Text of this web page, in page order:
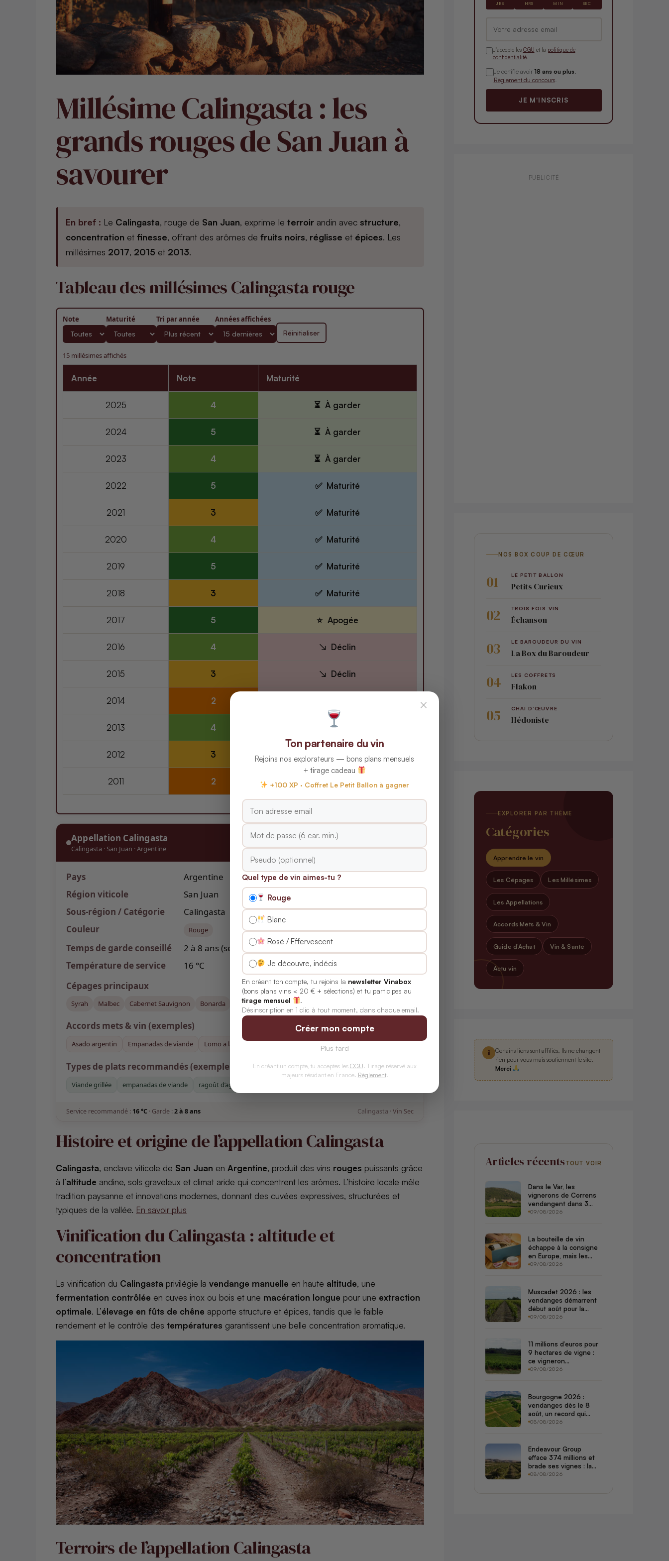
Millésime Calingasta : les
grands rouges de San Juan à
savourer
En bref : Le Calingasta, rouge de San Juan, exprime le terroir andin avec structure,
concentration et finesse, offrant des arômes de fruits noirs, réglisse et épices. Les
millésimes 2017, 2015 et 2013.
Tableau des millésimes Calingasta rouge
Note Maturité Tri par année Années affichées
Réinitialiser
15 millésimes affichés
Année Note Maturité
2025 4 À garder
2024 5 À garder
2023 4 À garder
2022 5 Maturité
2021 3 Maturité
2020 4 Maturité
2019 5 Maturité
2018 3 Maturité
2017 5 Apogée
2016 4 Déclin
2015 3 Déclin
2014 2
2013 4 Déclin
2012 3 Déclin
2011 2 Déclin
Appellation Calingasta
Calingasta · San Juan ·Argentine
Pays
Argentine
Région viticole
San Juan
Sous-région / Catégorie
Calingasta
Couleur
Rouge
Temps de garde conseillé
2 à 8 ans (selon style)
Température de service
16 °C
Cépages principaux
Syrah Malbec Cabernet Sauvignon Bonarda Tempranillo Merlot
Accords mets & vin (exemples)
Asado argentin Empanadas de viande Lomo a la pimienta Estofado de cordero Provoleta a la parrilla
Types de plats recommandés (exemples)
Viande grillée empanadas de viande ragoût d’agneau
Service recommandé : 16 °C · Garde : 2 à 8 ans Calingasta · Vin Sec
Histoire et origine de l’appellation Calingasta
Calingasta, enclave viticole de San Juan en Argentine, produit des vins rouges puissants grâce
à l’altitude andine, sols graveleux et climat aride qui concentrent les arômes. L’histoire locale mêle
tradition paysanne et innovations modernes, donnant des cuvées expressives, structurées et
typiques de la vallée. En savoir plus
Vinification du Calingasta : altitude et
concentration
La vinification du Calingasta privilégie la vendange manuelle en haute altitude, une
fermentation contrôlée en cuves inox ou bois et une macération longue pour une extraction
optimale. L’élevage en fûts de chêne apporte structure et épices, tandis que le faible
rendement et le contrôle des températures garantissent une belle concentration aromatique.
Terroirs de l’appellation Calingasta
JRS HRS MIN SEC
J'accepte les CGU et la politique de
confidentialité.
Je certifie avoir 18 ans ou plus
Règlement du concours.
JE M'INSCRIS
PUBLICITÉ
NOS BOX COUP DE CŒUR
LE PETIT BALLON
Petits Curieux
TROIS FOIS VIN
Échanson
LE BAROUDEUR DU VIN
La Box du Baroudeur
LES COFFRETS
Flakon
CHAI D’ŒUVRE
Hédoniste
EXPLORER PAR THÈME
Catégories
Apprendre le vin
Les Cépages Les Millésimes
Les Appellations
Accords Mets & Vin
Guide d’Achat Vin & Santé
Actu vin
i
Certains liens sont affiliés. Ils ne changent
rien pour vous mais soutiennent le site.
Merci
Articles récents TOUT VOIR
Dans le Var, les
vignerons de Correns
vendangent dans 3
jours sans filet : le goût
assurances
09/08/2026
La bouteille de vin
échappe à la consigne
en Europe, mais les
vignerons ont quatre
09/08/2026
Muscadet 2026 : les
vendanges démarrent
début août pour la
première fois, record
09/08/2026
11 millions d’euros pour
9 hectares de vigne :
ce vigneron
d’Armagnac parie tout
09/08/2026
Bourgogne 2026 :
vendanges dès le 8
août, un record qui
remonte aux archives
08/08/2026
Endeavour Group
efface 374 millions et
brade ses vignes : la
crise du vin australien
08/08/2026
×
Ton partenaire du vin
Rejoins nos explorateurs — bons plans mensuels
+ tirage cadeau
+100 XP · Coffret Le Petit Ballon à gagner
Quel type de vin aimes-tu ?
Rouge
Blanc
Rosé / Effervescent
Je découvre, indécis
En créant ton compte, tu rejoins la newsletter Vinabox
(bons plans vins < 20 € + sélections) et tu participes au
tirage mensuel
.
Désinscription en 1 clic à tout moment, dans chaque email.
Créer mon compte
Plus tard
En créant un compte, tu acceptes lesCGU. Tirage réservé aux
majeurs résidant en France. Règlement.